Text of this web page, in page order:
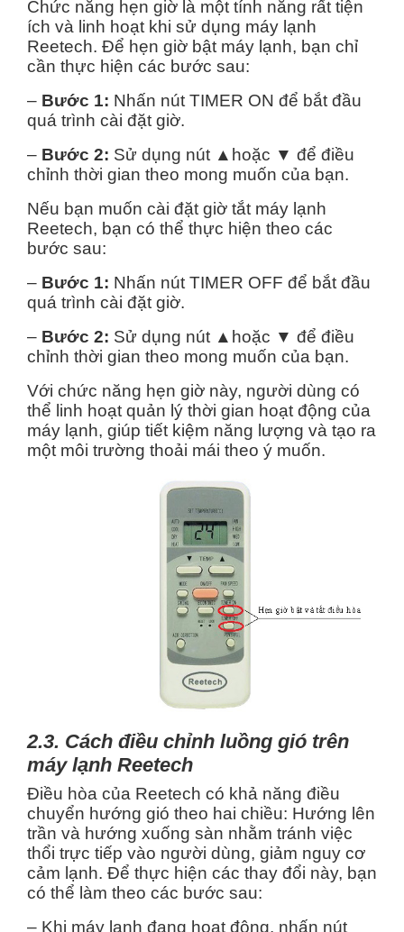
Chức năng hẹn giờ là một tính năng rất tiện
ích và linh hoạt khi sử dụng máy lạnh
Reetech. Để hẹn giờ bật máy lạnh, bạn chỉ
cần thực hiện các bước sau:
– Bước 1: Nhấn nút TIMER ON để bắt đầu
quá trình cài đặt giờ.
– Bước 2: Sử dụng nút ▲hoặc ▼ để điều
chỉnh thời gian theo mong muốn của bạn.
Nếu bạn muốn cài đặt giờ tắt máy lạnh
Reetech, bạn có thể thực hiện theo các
bước sau:
– Bước 1: Nhấn nút TIMER OFF để bắt đầu
quá trình cài đặt giờ.
– Bước 2: Sử dụng nút ▲hoặc ▼ để điều
chỉnh thời gian theo mong muốn của bạn.
Với chức năng hẹn giờ này, người dùng có
thể linh hoạt quản lý thời gian hoạt động của
máy lạnh, giúp tiết kiệm năng lượng và tạo ra
một môi trường thoải mái theo ý muốn.
2.3. Cách điều chỉnh luồng gió trên
máy lạnh Reetech
Điều hòa của Reetech có khả năng điều
chuyển hướng gió theo hai chiều: Hướng lên
trần và hướng xuống sàn nhằm tránh việc
thổi trực tiếp vào người dùng, giảm nguy cơ
cảm lạnh. Để thực hiện các thay đổi này, bạn
có thể làm theo các bước sau:
– Khi máy lạnh đang hoạt động, nhấn nút